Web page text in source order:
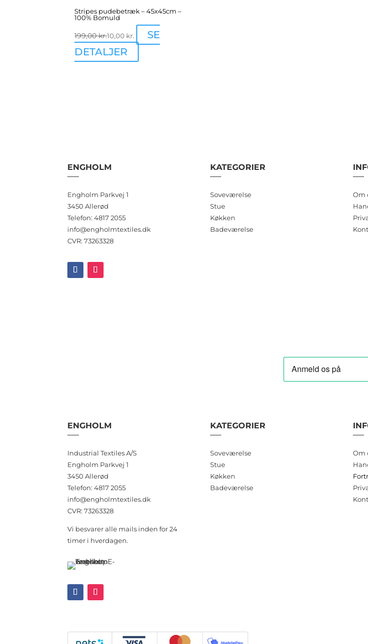
Stripes pudebetræk – 45x45cm –
100% Bomuld
199,00kr.10,00 kr.
SE
DETALJER
ENGHOLM
Engholm Parkvej 1
3450 Allerød
Telefon: 4817 2055
info@engholmtextiles.dk
CVR: 73263328
KATEGORIER
Soveværelse
Stue
Køkken
Badeværelse
Om
ENGHOLM
Industrial Textiles A/S
Engholm Parkvej 1
3450 Allerød
Telefon: 4817 2055
info@engholmtextiles.dk
CVR: 73263328
Vi besvarer alle mails inden for 24
timer i hverdagen.
KATEGORIER
Soveværelse
Stue
Køkken
Badeværelse
Om